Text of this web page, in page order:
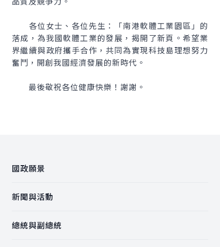
各位女士、各位先生：「南港軟體工業園區」的
落成，為我國軟體工業的發展，揭開了新頁。希望業
界繼續與政府攜手合作，共同為實現科技島理想努力
奮鬥，開創我國經濟發展的新時代。
最後敬祝各位健康快樂！謝謝。
國政願景
新聞與活動
總統與副總統